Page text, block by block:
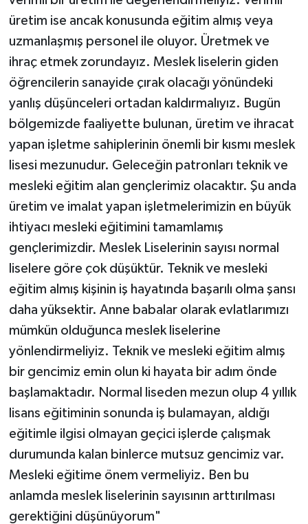
üretim ise ancak konusunda eğitim almış veya
uzmanlaşmış personel ile oluyor. Üretmek ve
ihraç etmek zorundayız. Meslek liselerin giden
öğrencilerin sanayide çırak olacağı yönündeki
yanlış düşünceleri ortadan kaldırmalıyız. Bugün
bölgemizde faaliyette bulunan, üretim ve ihracat
yapan işletme sahiplerinin önemli bir kısmı meslek
lisesi mezunudur. Geleceğin patronları teknik ve
mesleki eğitim alan gençlerimiz olacaktır. Şu anda
üretim ve imalat yapan işletmelerimizin en büyük
ihtiyacı mesleki eğitimini tamamlamış
gençlerimizdir. Meslek Liselerinin sayısı normal
liselere göre çok düşüktür. Teknik ve mesleki
eğitim almış kişinin iş hayatında başarılı olma şansı
daha yüksektir. Anne babalar olarak evlatlarımızı
mümkün olduğunca meslek liselerine
yönlendirmeliyiz. Teknik ve mesleki eğitim almış
bir gencimiz emin olun ki hayata bir adım önde
başlamaktadır. Normal liseden mezun olup 4 yıllık
lisans eğitiminin sonunda iş bulamayan, aldığı
eğitimle ilgisi olmayan geçici işlerde çalışmak
durumunda kalan binlerce mutsuz gencimiz var.
Mesleki eğitime önem vermeliyiz. Ben bu
anlamda meslek liselerinin sayısının arttırılması
gerektiğini düşünüyorum"